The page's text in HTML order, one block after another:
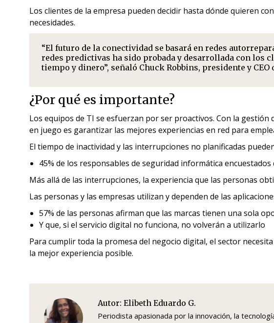
Los clientes de la empresa pueden decidir hasta dónde quieren
necesidades.
“El futuro de la conectividad se basará en redes
redes predictivas ha sido probada y desarrollada con los
tiempo y dinero”, señaló Chuck Robbins, presidente y CEO
¿Por qué es importante?
Los equipos de TI se esfuerzan por ser proactivos. Con la
en juego es garantizar las mejores experiencias en red para
El tiempo de inactividad y las interrupciones no planificadas
45% de los responsables de seguridad informática
Más allá de las interrupciones, la experiencia que las personas
Las personas y las empresas utilizan y dependen de las
57% de las personas afirman que las marcas tienen una sola
Y que, si el servicio digital no funciona, no volverán a utilizarlo
Para cumplir toda la promesa del negocio digital, el sector
la mejor experiencia posible.
Autor: Elibeth Eduardo G.
Periodista apasionada por la innovación, la